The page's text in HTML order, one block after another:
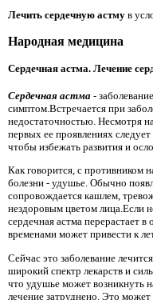
Лечить сердечную астму в
Народная медицина
Сердечная астма. Лечение
Сердечная астма -
симптом.Встречается при
недостаточностью. Несмотря
первых ее проявлениях
чтобы избежать развития и
Как говорится, с противником
болезни - удушье. Обычно
сопровождается кашлем,
нездоровым цветом лица.Если
сердечная астма перерастает
временами может привести к
Сейчас это заболевание
широкий спектр лекарств и
что удушье может возникнуть
лечение затруднено. Это